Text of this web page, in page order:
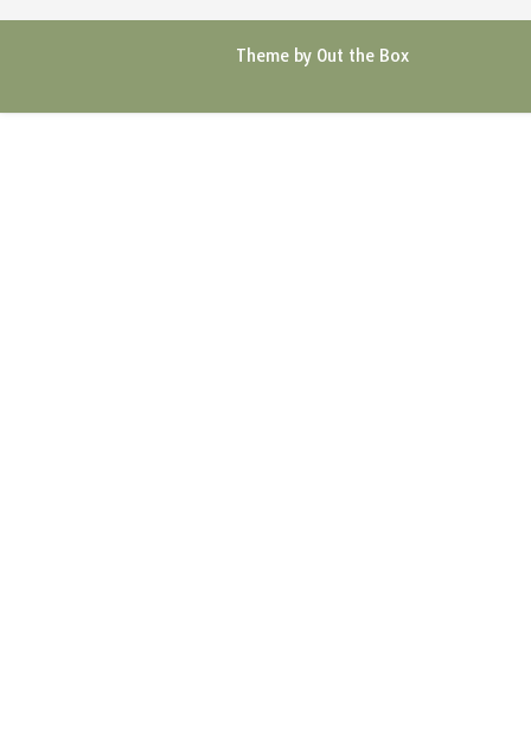
Theme by Out the Box